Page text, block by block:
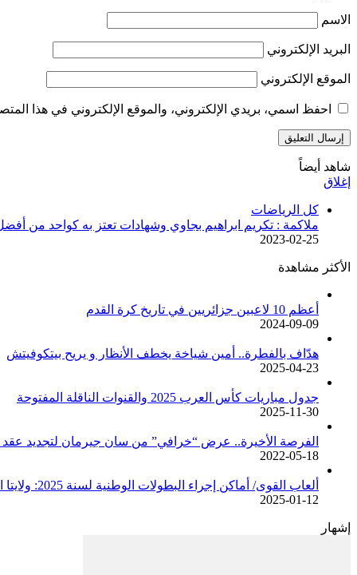
الاسم
البريد الإلكتروني
الموقع الإلكتروني
احفظ اسمي، بريدي الإلكتروني، والموقع الإلكتروني في هذا
شاهد أيضاً
إغلاق
كل الرياضات
ملاكمة : تكريم ابراهيم بجاوي وشهادات تعتز به كواحد من
2023-02-25
الأكثر مشاهدة
أعظم 10 لاعبين جزائريين في تاريخ كرة القدم
2024-09-09
هدّاف بالفطرة.. أمين شياخة يخطف الأنظار و يريح بيتكوفيتش
2025-04-23
جدول مباريات كأس العرب 2025 والقنوات الناقلة المفتوحة
2025-11-30
الفرصة الأخيرة.. عرض “خرافي” من سان جيرمان لتجديد عقد
2022-05-18
ألعاب القوى/ أماكن إجراء البطولات الوطنية لسنة 2025: ولايتا الجزائر وبجاية تحتضنان أغلبية المسابقات /اتحادية/
2025-01-12
إشهار